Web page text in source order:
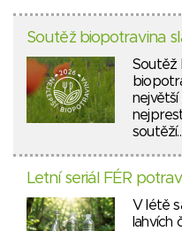
Soutěž biopotravina
Soutěž
největší
Letní seriál FÉR
V létě
lahvích